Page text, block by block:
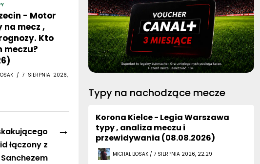
- Motor
na mecz ,
Kto
meczu?
/ 7 SIERPNIA 2026,
→
łączony z
Typy na nachodzące mecze
Korona Kielce - Legia Warszawa
typy , analiza meczu i
przewidywania (08.08.2026)
MICHAŁ BOSAK / 7 SIERPNIA 2026, 22:29